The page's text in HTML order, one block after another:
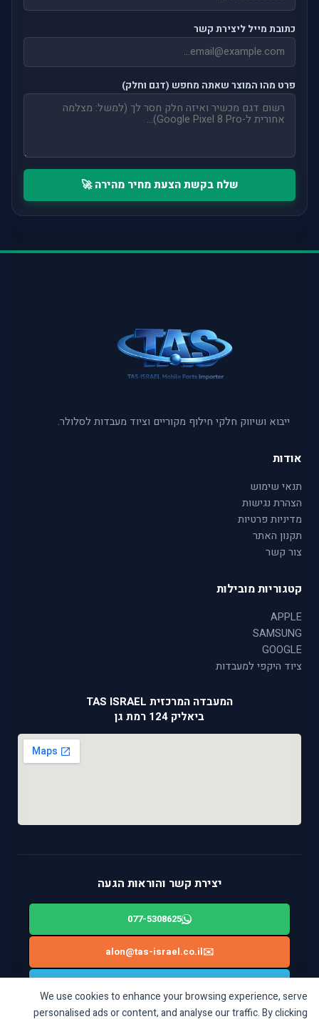
We use cookies to enhance your browsing experience, serve
personalised ads or content, and analyse our traffic. By clicking
כתובת מייל ליצירת קשר
פרט מהו המוצר שאתה מחפש (דגם וחלק)
שלח בקשת הצעת מחיר מהירה 🚀
ייבוא ושיווק חלקי חילוף מקוריים וציוד מעבדות לסלולר.
אודות
תנאי שימוש
הצהרת נגישות
מדיניות פרטיות
תקנון האתר
צור קשר
קטגוריות מובילות
APPLE
SAMSUNG
GOOGLE
ציוד היקפי למעבדות
המעבדה המרכזית TAS ISRAEL
ביאליק 124 רמת גן
יצירת קשר והוראות הגעה
077-5308625
✉️
alon@tas-israel.co.il